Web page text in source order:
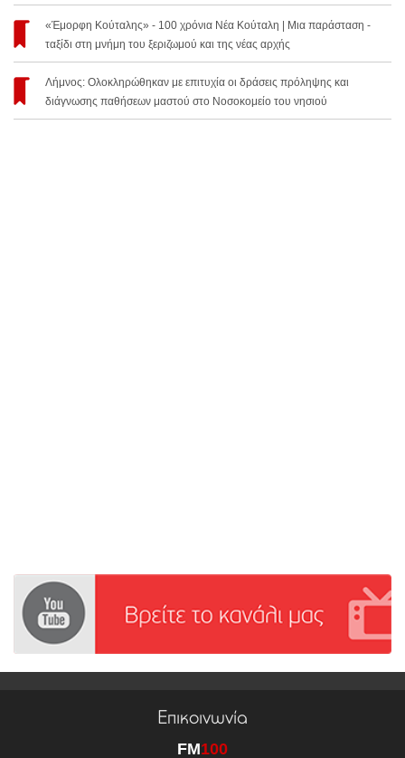
«Έμορφη Κούταλης» - 100 χρόνια Νέα Κούταλη | Μια παράσταση -
ταξίδι στη μνήμη του ξεριζωμού και της νέας αρχής
Λήμνος: Ολοκληρώθηκαν με επιτυχία οι δράσεις πρόληψης και
διάγνωσης παθήσεων μαστού στο Νοσοκομείο του νησιού
Επικοινωνία
FM100